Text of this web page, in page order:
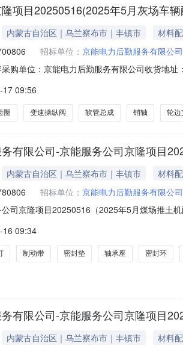
项目20250516(2025年5月灰场车
内蒙古自治区｜乌兰察布市｜丰镇市
材料
招标单位： 京能电力后勤服务有限公司
购单位：京能电力后勤服务有限公司收货地
个软管总成2件销轴1件轮边支撑轴1根软管总成
09:56
圈 变速操纵阀 软管总成 销轴 轮边
有限公司-京能服务公司京隆项目
内蒙古自治区｜乌兰察布市｜丰镇市
材料
招标单位： 京能电力后勤服务有限公司
司京隆项目20250516（2025年5月煤场推土
总成----1根8--弹簧----2根9--软管总成----2件
16 09:34
制动带 密封垫 轴承座 密封环
有限公司-京能服务公司京隆项目
内蒙古自治区｜乌兰察布市｜丰镇市
材料